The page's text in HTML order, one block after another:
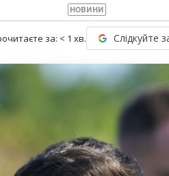
НОВИНИ
за: < 1 хв. Слідкуйте